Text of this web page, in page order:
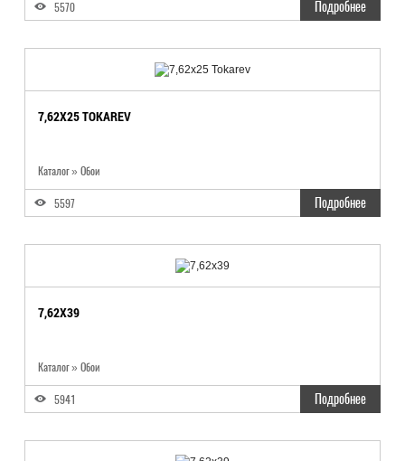
5570 Подробнее
7,62X25 TOKAREV
Каталог» Обои
5597 Подробнее
7,62X39
Каталог» Обои
5941 Подробнее